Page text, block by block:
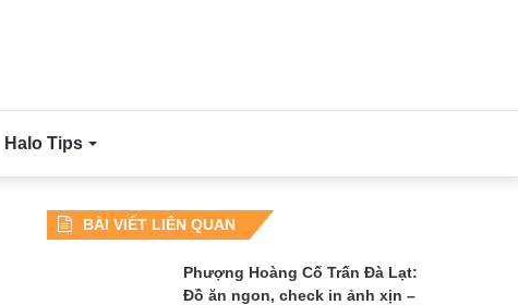
Halo Tips
BÀI VIẾT LIÊN QUAN
Phượng Hoàng Cố Trấn Đà Lạt:
Đồ ăn ngon, check in ảnh xịn –